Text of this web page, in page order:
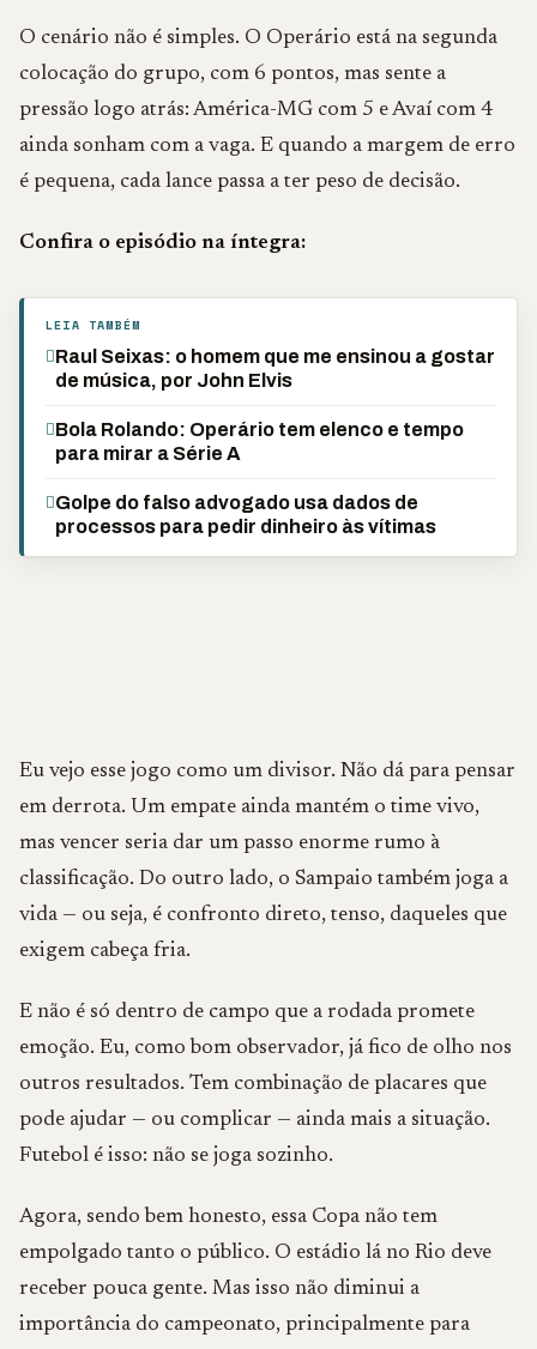
O cenário não é simples. O Operário está na segunda
colocação do grupo, com 6 pontos, mas sente a
pressão logo atrás: América-MG com 5 e Avaí com 4
ainda sonham com a vaga. E quando a margem de erro
é pequena, cada lance passa a ter peso de decisão.
Confira o episódio na íntegra:
LEIA TAMBÉM
Raul Seixas: o homem que me ensinou a gostar
de música, por John Elvis
Bola Rolando: Operário tem elenco e tempo
para mirar a Série A
Golpe do falso advogado usa dados de
processos para pedir dinheiro às vítimas
Eu vejo esse jogo como um divisor. Não dá para pensar
em derrota. Um empate ainda mantém o time vivo,
mas vencer seria dar um passo enorme rumo à
classificação. Do outro lado, o Sampaio também joga a
vida — ou seja, é confronto direto, tenso, daqueles que
exigem cabeça fria.
E não é só dentro de campo que a rodada promete
emoção. Eu, como bom observador, já fico de olho nos
outros resultados. Tem combinação de placares que
pode ajudar — ou complicar — ainda mais a situação.
Futebol é isso: não se joga sozinho.
Agora, sendo bem honesto, essa Copa não tem
empolgado tanto o público. O estádio lá no Rio deve
receber pouca gente. Mas isso não diminui a
importância do campeonato, principalmente para